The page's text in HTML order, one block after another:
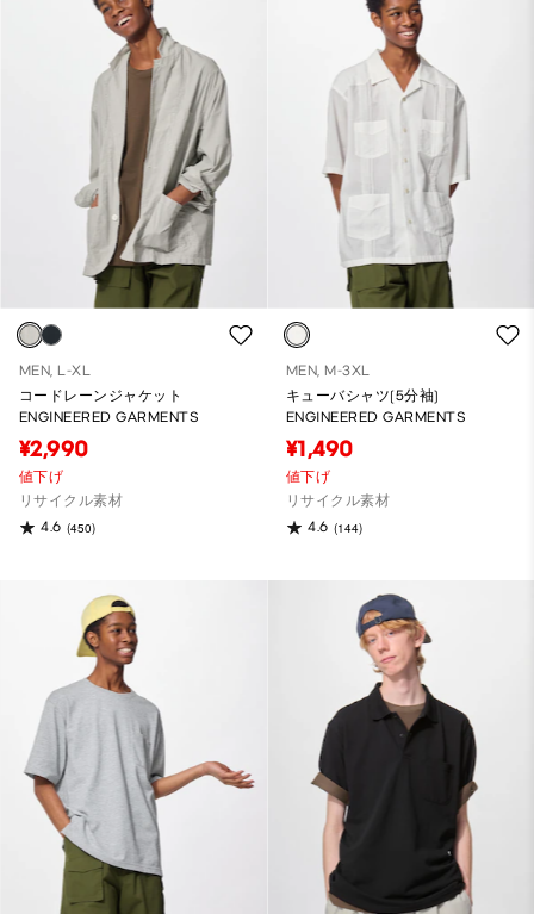
MEN, L-XL
コードレーンジャケット
ENGINEERED GARMENTS
¥2,990
値下げ
リサイクル素材
4.6 (450)
MEN, M-3XL
キューバシャツ(5分袖)
ENGINEERED GARMENTS
¥1,490
値下げ
リサイクル素材
4.6 (144)